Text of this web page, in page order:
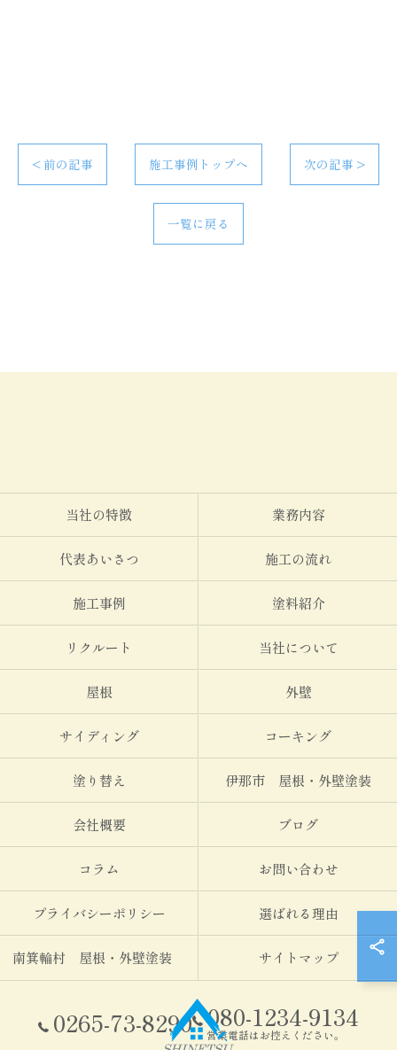
< 前の記事 施工事例トップへ 次の記事 >
一覧に戻る
0265-73-8290 080-1234-9134
営業電話はお控えください。
当社の特徴 業務内容
代表あいさつ 施工の流れ
施工事例 塗料紹介
リクルート 当社について
屋根 外壁
サイディング コーキング
塗り替え 伊那市 屋根・外壁塗装
会社概要 ブログ
コラム お問い合わせ
プライバシーポリシー 選ばれる理由
南箕輪村 屋根・外壁塗装 サイトマップ